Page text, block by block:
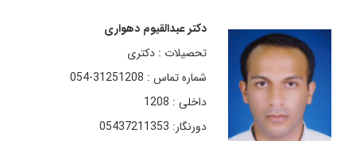
دکتر عبدالقیوم دهواری
تحصیلات : دکتری
شماره تماس : 31251208-054
داخلی : 1208
دورنگار: 05437211353